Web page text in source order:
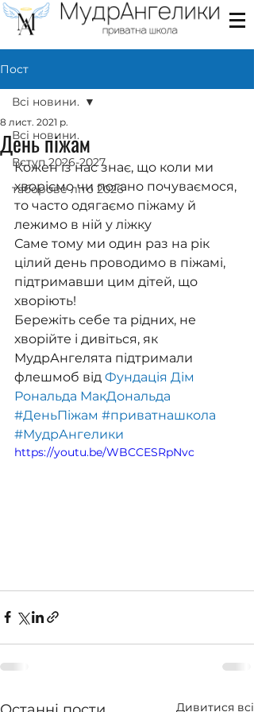
Пост
Всі новини.
Вступ 2026-2027
таборове літо 2026
Всі новини.
День піжам
8 лист. 2021 р.
Кожен із нас знає, що коли ми
хворіємо чи погано почуваємося,
то часто одягаємо піжаму й
лежимо в ній у ліжку
Саме тому ми один раз на рік
цілий день проводимо в піжамі,
підтримавши цим дітей, що
хворіють!
Бережіть себе та рідних, не
хворійте і дивіться, як
МудрАнгелята підтримали
флешмоб від Фундація Дім
Рональда МакДональда
#ДеньПіжам #приватнашкола
#МудрАнгелики
https://youtu.be/WBCCESRpNvc
Дивитися всі